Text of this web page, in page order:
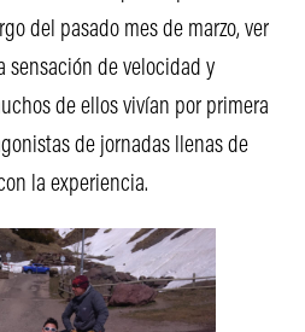
del pasado mes de marzo, ver
sensación de velocidad y
de ellos vivían por primera
de jornadas llenas de
la experiencia.